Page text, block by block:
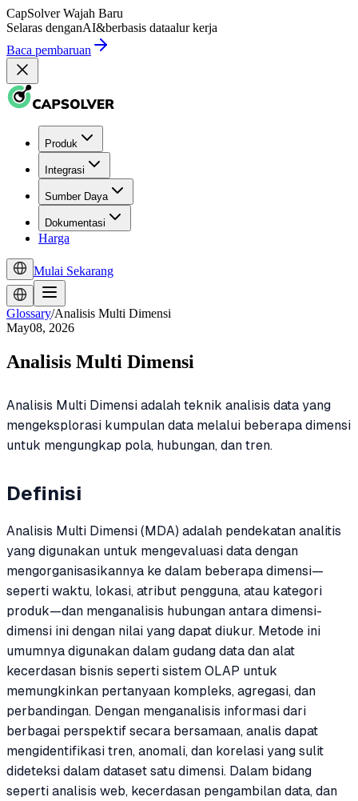
CapSolver Wajah Baru
Selaras denganAI&berbasis dataalur kerja
Baca pembaruan
Produk
Integrasi
Sumber Daya
Dokumentasi
Harga
Mulai Sekarang
Glossary/Analisis Multi Dimensi
May08, 2026
Analisis Multi Dimensi
Analisis Multi Dimensi adalah teknik analisis data yang
mengeksplorasi kumpulan data melalui beberapa dimensi
untuk mengungkap pola, hubungan, dan tren.
Definisi
Analisis Multi Dimensi (MDA) adalah pendekatan analitis
yang digunakan untuk mengevaluasi data dengan
mengorganisasikannya ke dalam beberapa dimensi—
seperti waktu, lokasi, atribut pengguna, atau kategori
produk—dan menganalisis hubungan antara dimensi-
dimensi ini dengan nilai yang dapat diukur. Metode ini
umumnya digunakan dalam gudang data dan alat
kecerdasan bisnis seperti sistem OLAP untuk
memungkinkan pertanyaan kompleks, agregasi, dan
perbandingan. Dengan menganalisis informasi dari
berbagai perspektif secara bersamaan, analis dapat
mengidentifikasi tren, anomali, dan korelasi yang sulit
dideteksi dalam dataset satu dimensi. Dalam bidang
seperti analisis web, kecerdasan pengambilan data, dan